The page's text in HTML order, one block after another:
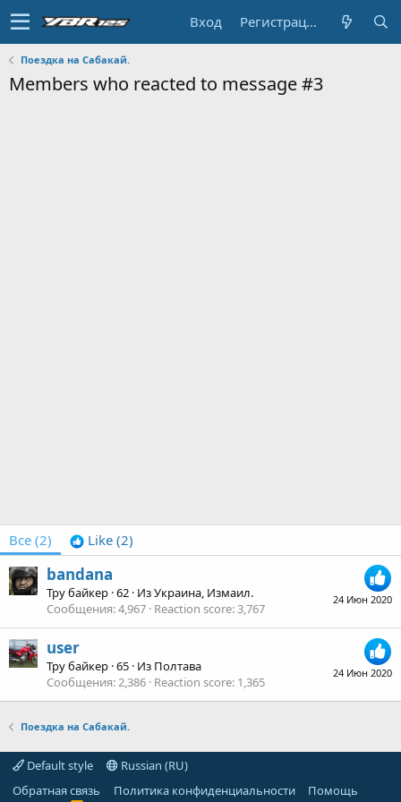
Вход Регистрация
Поездка на Сабакай.
Members who reacted to message #3
Все (2) Like (2)
24 Июн 2020
bandana
Тру байкер ·62 · ИзУкраина, Измаил.
Сообщения 4,967 Reaction score 3,767
24 Июн 2020
user
Тру байкер ·65 · Из Полтава
Сообщения 2,386 Reaction score 1,365
Поездка на Сабакай.
Default style
Russian (RU)
Обратная связь
Политика конфиденциальности
Помощь